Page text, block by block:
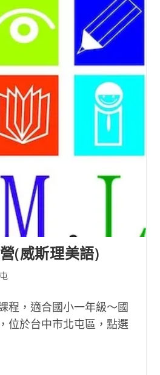
(威斯理美語)
程，適合國小一年級～國
位於台中市北屯區，點選